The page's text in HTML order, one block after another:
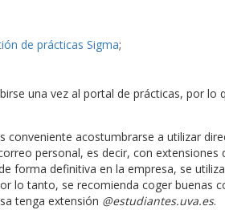
de prácticas Sigma;
una vez al portal de prácticas, por lo
conveniente acostumbrarse a utilizar
personal, es decir, con extensiones
forma definitiva en la empresa, se
lo tanto, se recomienda coger buenas
tenga extensión @estudiantes.uva.es.